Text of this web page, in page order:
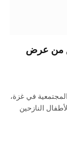
من عرض
في غزة،
النازحين